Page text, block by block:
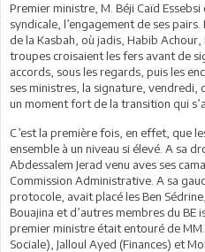
Premier ministre, M. Béji Caïd
syndicale, l’engagement de ses
de la Kasbah, où jadis, Habib
troupes croisaient les fers avant de
accords, sous les regards, puis les
ses ministres, la signature, vendredi,
un moment fort de la transition qui
C’est la première fois, en effet, que
ensemble à un niveau si élevé. A sa
Abdessalem Jerad venu aves ses
Commission Administrative. A sa
protocole, avait placé les Ben
Bouajina et d’autres membres du BE
premier ministre était entouré de
Sociale), Jalloul Ayed (Finances) et